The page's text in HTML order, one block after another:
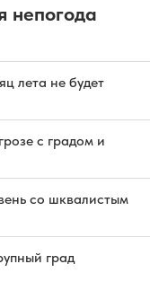
непогода
лета не будет
с градом и
со шквалистым
град